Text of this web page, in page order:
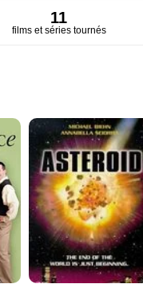
11
films et séries tournés